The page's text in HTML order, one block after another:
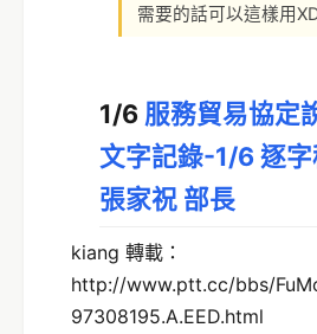
需要的話可以這樣用
1/6 服務貿易協定
文字記錄-1/6 逐
張家祝 部長
kiang 轉載：
http://www.ptt.cc/bbs/
97308195.A.EED.html